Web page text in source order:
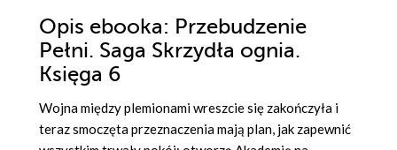
Opis ebooka: Przebudzenie
Pełni. Saga Skrzydła ognia.
Księga 6
Wojna między plemionami wreszcie się zakończyła i
teraz smoczęta przeznaczenia mają plan, jak zapewnić